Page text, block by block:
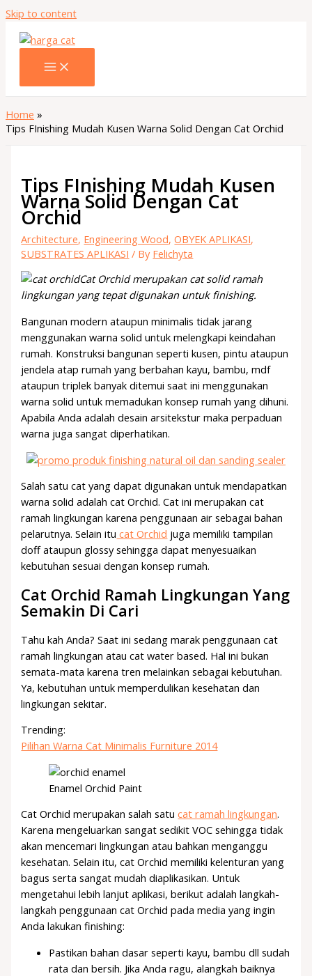
Skip to content
Home
Tips FInishing Mudah Kusen Warna Solid Dengan Cat Orchid
Tips FInishing Mudah Kusen
Warna Solid Dengan Cat
Orchid
Architecture, Engineering Wood,OBYEK APLIKASI,
SUBSTRATES APLIKASI / By Felichyta
Cat Orchid merupakan cat solid ramah
lingkungan yang tepat digunakan untuk finishing.
Bangunan modern ataupun minimalis tidak jarang
menggunakan warna solid untuk melengkapi keindahan
rumah. Konstruksi bangunan seperti kusen, pintu ataupun
jendela atap rumah yang berbahan kayu, bambu, mdf
ataupun triplek banyak ditemui saat ini menggunakan
warna solid untuk memadukan konsep rumah yang dihuni.
Apabila Anda adalah desain arsitekstur maka perpaduan
warna juga sangat diperhatikan.
Salah satu cat yang dapat digunakan untuk mendapatkan
warna solid adalah cat Orchid. Cat ini merupakan cat
ramah lingkungan karena penggunaan air sebagai bahan
pelarutnya. Selain itu cat Orchid juga memiliki tampilan
doff ataupun glossy sehingga dapat menyesuaikan
kebutuhan sesuai dengan konsep rumah.
Cat Orchid Ramah Lingkungan Yang
Semakin Di Cari
Tahu kah Anda? Saat ini sedang marak penggunaan cat
ramah lingkungan atau cat water based. Hal ini bukan
semata-mata karena tren melainkan sebagai kebutuhan.
Ya, kebutuhan untuk memperdulikan kesehatan dan
lingkungan sekitar.
Trending:
Pilihan Warna Cat Minimalis Furniture 2014
Enamel Orchid Paint
Cat Orchid merupakan salah satucat ramah lingkungan.
Karena mengeluarkan sangat sedikit VOC sehingga tidak
akan mencemari lingkungan atau bahkan menganggu
kesehatan. Selain itu, cat Orchid memiliki kelenturan yang
bagus serta sangat mudah diaplikasikan. Untuk
mengetahui lebih lanjut aplikasi, berikut adalah langkah-
langkah penggunaan cat Orchid pada media yang ingin
Anda lakukan finishing:
Pastikan bahan dasar seperti kayu, bambu dll sudah
rata dan bersih. Jika Anda ragu, alangkah baiknya